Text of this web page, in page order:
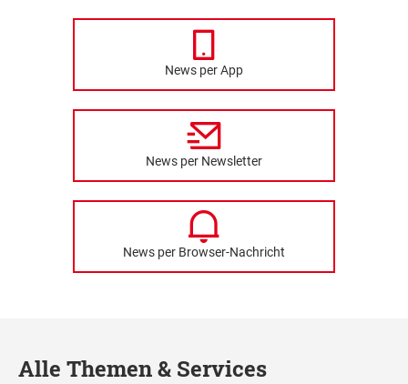
News per App
News per Newsletter
News per Browser-Nachricht
Alle Themen & Services